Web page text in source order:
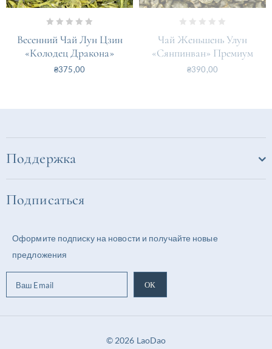
Весенний Чай Лун Цзин
«Колодец Дракона»
₴375,00
Чай Женьшень Улун
«Сянпинван» Премиум
₴390,00
Поддержка
Подписаться
Оформите подписку на новости и получайте новые
предложения
© 2026 LaoDao